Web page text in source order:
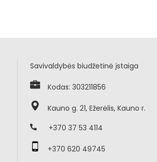
Savivaldybės biudžetinė įstaiga
Kodas: 303211856
Kauno g. 21, Ežerėlis, Kauno r.
+370 37 53 4114
+370 620 49745